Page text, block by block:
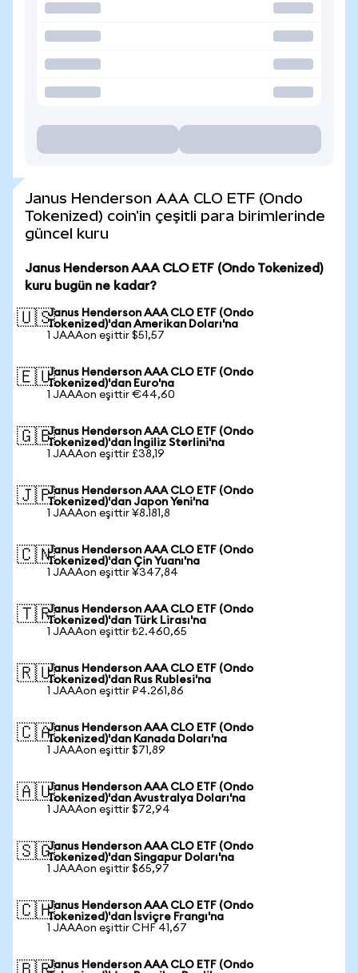
Janus Henderson AAA CLO ETF (Ondo
Tokenized) coin'in çeşitli para birimlerinde
güncel kuru
Janus Henderson AAA CLO ETF (Ondo Tokenized)
kuru bugün ne kadar?
🇺🇸Janus Henderson AAA CLO ETF (Ondo
Tokenized)'dan Amerikan Doları'na
1 JAAAon eşittir $51,57
🇪🇺Janus Henderson AAA CLO ETF (Ondo
Tokenized)'dan Euro'na
1 JAAAon eşittir €44,60
🇬🇧Janus Henderson AAA CLO ETF (Ondo
Tokenized)'dan İngiliz Sterlini'na
1 JAAAon eşittir £38,19
🇯🇵Janus Henderson AAA CLO ETF (Ondo
Tokenized)'dan Japon Yeni'na
1 JAAAon eşittir ¥8.181,8
🇨🇳Janus Henderson AAA CLO ETF (Ondo
Tokenized)'dan Çin Yuanı'na
1 JAAAon eşittir ¥347,84
🇹🇷Janus Henderson AAA CLO ETF (Ondo
Tokenized)'dan Türk Lirası'na
1 JAAAon eşittir ₺2.460,65
🇷🇺Janus Henderson AAA CLO ETF (Ondo
Tokenized)'dan Rus Rublesi'na
1 JAAAon eşittir ₽4.261,86
🇨🇦Janus Henderson AAA CLO ETF (Ondo
Tokenized)'dan Kanada Doları'na
1 JAAAon eşittir $71,89
🇦🇺Janus Henderson AAA CLO ETF (Ondo
Tokenized)'dan Avustralya Doları'na
1 JAAAon eşittir $72,94
🇸🇬Janus Henderson AAA CLO ETF (Ondo
Tokenized)'dan Singapur Doları'na
1 JAAAon eşittir $65,97
🇨🇭Janus Henderson AAA CLO ETF (Ondo
Tokenized)'dan İsviçre Frangı'na
1 JAAAon eşittir CHF 41,67
Janus Henderson AAA CLO ETF (Ondo